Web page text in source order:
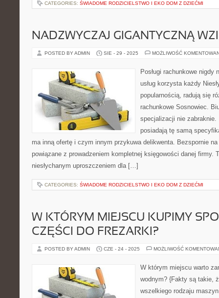
CATEGORIES: ŚWIADOME RODZICIELSTWO I EKO DOM Z DZIEĆMI
NADZWYCZAJ GIGANTYCZNĄ
POSTED BY ADMIN SIE - 29 - 2025 MOŻLIWOŚĆ
Posługi rachunkowe
usług korzysta każdy
popularnością, radują się
rachunkowe Sosnowiec.
specjalizacji nie
posiadają tę samą
ma inną ofertę i czym innym przykuwa delikwenta. Bezspornie na
powiązane z prowadzeniem kompletnej księgowości danej firmy.
niesłychanym uproszczeniem dla […]
CATEGORIES: ŚWIADOME RODZICIELSTWO I EKO DOM Z DZIEĆMI
W KTÓRYM MIEJSCU KUPIMY
CZĘŚCI DO FREZARKI?
POSTED BY ADMIN CZE - 24 - 2025 MOŻLIWOŚĆ
W którym miejscu warto
wodnym? {Fakty są takie,
wszelkiego rodzaju